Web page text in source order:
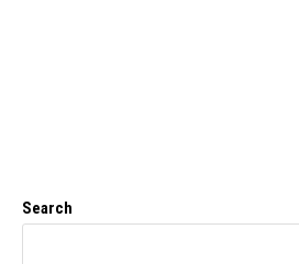
Search